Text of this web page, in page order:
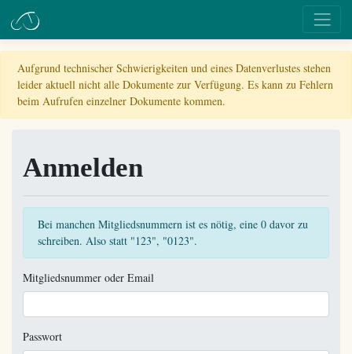
Aufgrund technischer Schwierigkeiten und eines Datenverlustes stehen
leider aktuell nicht alle Dokumente zur Verfügung. Es kann zu Fehlern
beim Aufrufen einzelner Dokumente kommen.
Anmelden
Bei manchen Mitgliedsnummern ist es nötig, eine 0 davor zu
schreiben. Also statt "123", "0123".
Mitgliedsnummer oder Email
Passwort